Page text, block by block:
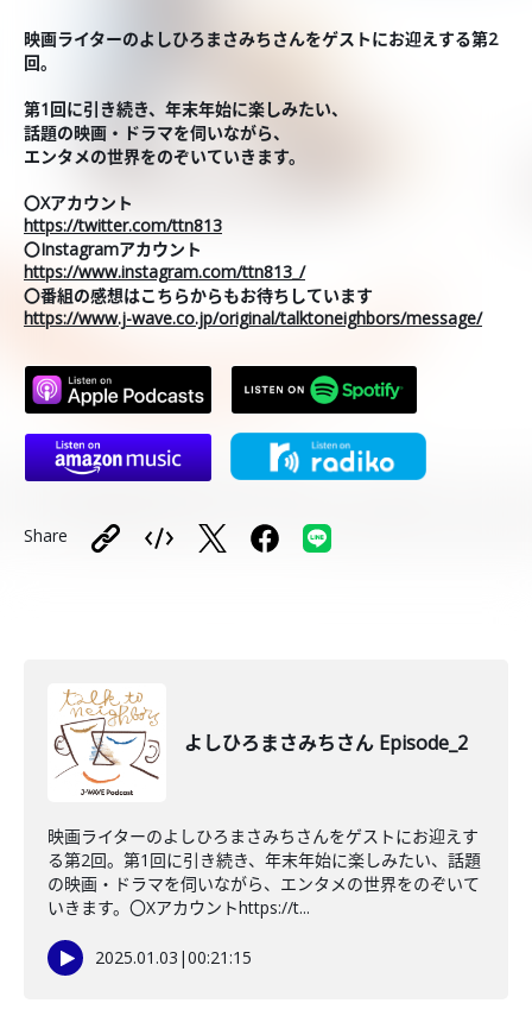
映画ライターのよしひろまさみちさんをゲストにお迎えする第2
回。
第1回に引き続き、年末年始に楽しみたい、
話題の映画・ドラマを伺いながら、
エンタメの世界をのぞいていきます。
〇Xアカウント
https://twitter.com/ttn813
〇Instagramアカウント
https://www.instagram.com/ttn813_/
〇番組の感想はこちらからもお待ちしています
https://www.j-wave.co.jp/original/talktoneighbors/message/
Share
よしひろまさみちさん Episode_2
映画ライターのよしひろまさみちさんをゲストにお迎えす
る第2回。第1回に引き続き、年末年始に楽しみたい、話題
の映画・ドラマを伺いながら、エンタメの世界をのぞいて
いきます。〇Xアカウントhttps://t...
2025.01.03 |00:21:15